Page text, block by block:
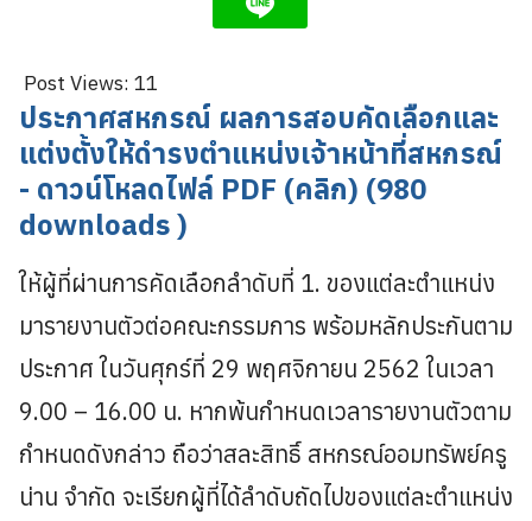
Post Views: 11
ประกาศสหกรณ์ ผลการสอบคัดเลือกและ
แต่งตั้งให้ดำรงตำแหน่งเจ้าหน้าที่สหกรณ์
- ดาวน์โหลดไฟล์ PDF (คลิก) (980
downloads )
ให้ผู้ที่ผ่านการคัดเลือกลำดับที่ 1. ของแต่ละตำแหน่ง
มารายงานตัวต่อคณะกรรมการ พร้อมหลักประกันตาม
ประกาศ ในวันศุกร์ที่ 29 พฤศจิกายน 2562 ในเวลา
9.00 – 16.00 น. หากพ้นกำหนดเวลารายงานตัวตาม
กำหนดดังกล่าว ถือว่าสละสิทธิ์ สหกรณ์ออมทรัพย์ครู
น่าน จำกัด จะเรียกผู้ที่ได้ลำดับถัดไปของแต่ละตำแหน่ง